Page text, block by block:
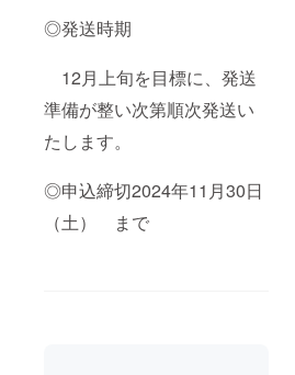
◎発送時期
12月上旬を目標に、発送
準備が整い次第順次発送い
たします。
◎申込締切2024年11月30日
（土） まで